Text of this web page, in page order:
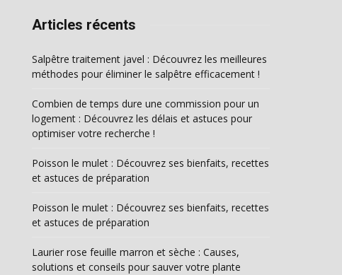
Articles récents
Salpêtre traitement javel : Découvrez les meilleures
méthodes pour éliminer le salpêtre efficacement !
Combien de temps dure une commission pour un
logement : Découvrez les délais et astuces pour
optimiser votre recherche !
Poisson le mulet : Découvrez ses bienfaits, recettes
et astuces de préparation
Poisson le mulet : Découvrez ses bienfaits, recettes
et astuces de préparation
Laurier rose feuille marron et sèche : Causes,
solutions et conseils pour sauver votre plante